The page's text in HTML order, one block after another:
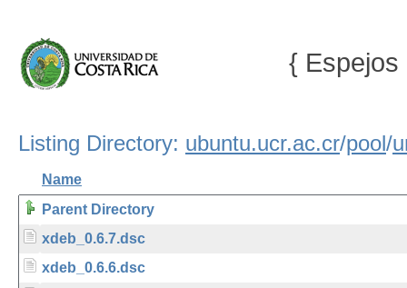
{ Espejos
Listing Directory: ubuntu.ucr.ac.cr/pool/
Name
Parent Directory
xdeb_0.6.7.dsc
xdeb_0.6.6.dsc